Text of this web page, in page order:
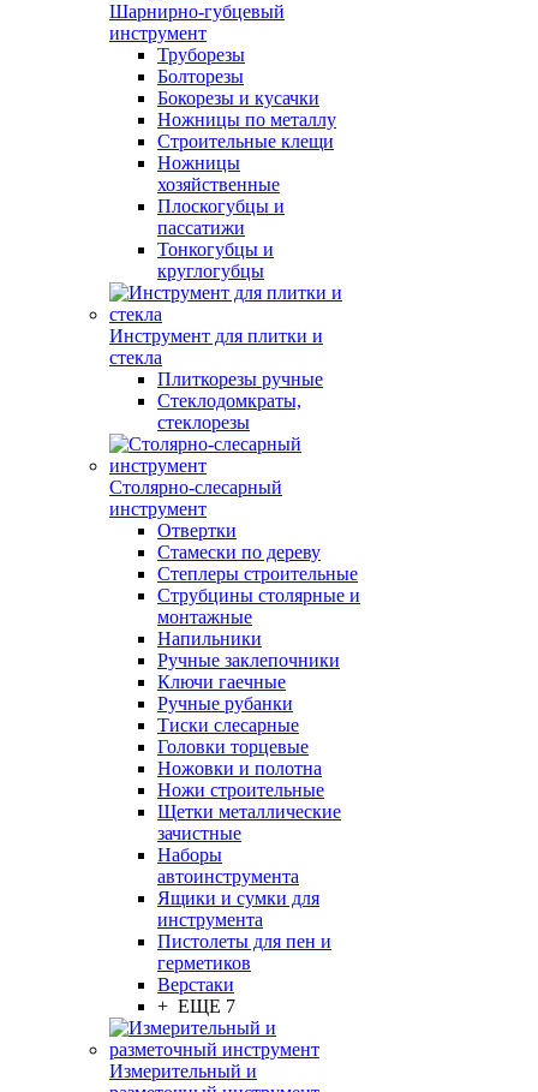
Шарнирно-губцевый
инструмент
Труборезы
Болторезы
Бокорезы и кусачки
Ножницы по металлу
Строительные клещи
Ножницы
хозяйственные
Плоскогубцы и
пассатижи
Тонкогубцы и
круглогубцы
Инструмент для плитки и
стекла
Плиткорезы ручные
Стеклодомкраты,
стеклорезы
Столярно-слесарный
инструмент
Отвертки
Стамески по дереву
Степлеры строительные
Струбцины столярные и
монтажные
Напильники
Ручные заклепочники
Ключи гаечные
Ручные рубанки
Тиски слесарные
Головки торцевые
Ножовки и полотна
Ножи строительные
Щетки металлические
зачистные
Наборы
автоинструмента
Ящики и сумки для
инструмента
Пистолеты для пен и
герметиков
Верстаки
+ ЕЩЕ 7
Измерительный и